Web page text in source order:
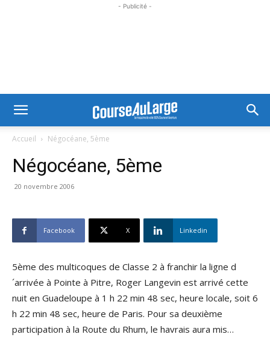
- Publicité -
Accueil Négocéane, 5ème
Négocéane, 5ème
20 novembre 2006
Facebook X Linkedin
5ème des multicoques de Classe 2 à franchir la ligne d
´arrivée à Pointe à Pitre, Roger Langevin est arrivé cette
nuit en Guadeloupe à 1 h 22 min 48 sec, heure locale, soit 6
h 22 min 48 sec, heure de Paris. Pour sa deuxième
participation à la Route du Rhum, le havrais aura mis…